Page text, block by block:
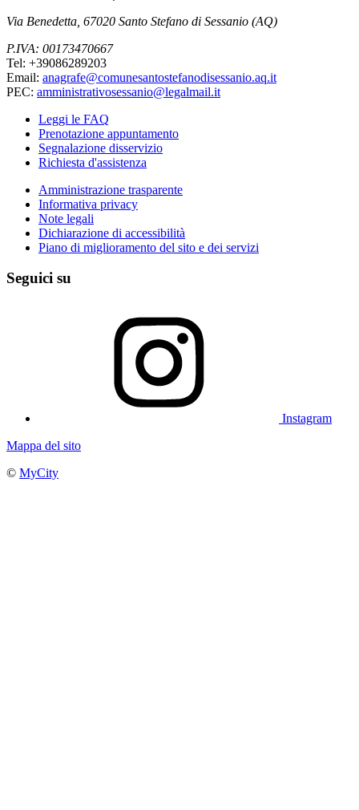
Via Benedetta, 67020 Santo Stefano di Sessanio (AQ)
P.IVA: 00173470667
Tel: +39086289203
Email: anagrafe@comunesantostefanodisessanio.aq.it
PEC: amministrativosessanio@legalmail.it
Leggi le FAQ
Prenotazione appuntamento
Segnalazione disservizio
Richiesta d'assistenza
Amministrazione trasparente
Informativa privacy
Note legali
Dichiarazione di accessibilità
Piano di miglioramento del sito e dei servizi
Seguici su
Instagram
Mappa del sito
© MyCity